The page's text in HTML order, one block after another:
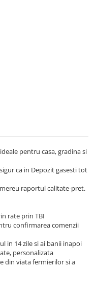
pentru casa, gradina si
ca in Depozit gasesti tot
raportul calitate-pret.
rate prin TBI
confirmarea comenzii
in 14 zile si ai banii inapoi
personalizata
din viata fermierilor si a